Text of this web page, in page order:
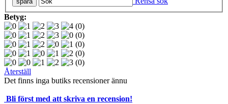
Betyg:
(0)
(0)
(0)
(0)
(0)
Återställ
Det finns inga butiks recensioner ännu
Bli först med att skriva en recension!